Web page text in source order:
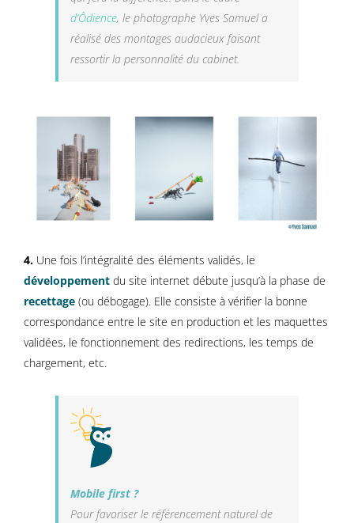
d’Ôdience, le photographe Yves Samuel a
réalisé des montages audacieux faisant
ressortir la personnalité du cabinet.
4. Une fois l’intégralité des éléments validés, le
développement du site internet débute jusqu’à la phase de
recettage (ou débogage). Elle consiste à vérifier la bonne
correspondance entre le site en production et les maquettes
validées, le fonctionnement des redirections, les temps de
chargement, etc.
Mobile first ?
Pour favoriser le référencement naturel de